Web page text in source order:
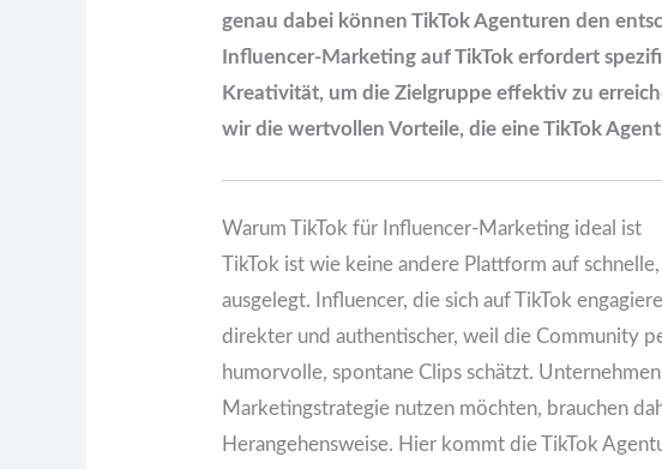
genau dabei können TikTok Agenturen den
Influencer-Marketing auf TikTok erfordert
Kreativität, um die Zielgruppe effektiv zu
wir die wertvollen Vorteile, die eine TikTok
Warum TikTok für Influencer-Marketing ideal ist
TikTok ist wie keine andere Plattform auf
ausgelegt. Influencer, die sich auf TikTok
direkter und authentischer, weil die Community
humorvolle, spontane Clips schätzt.
Marketingstrategie nutzen möchten, brauchen
Herangehensweise. Hier kommt die TikTok